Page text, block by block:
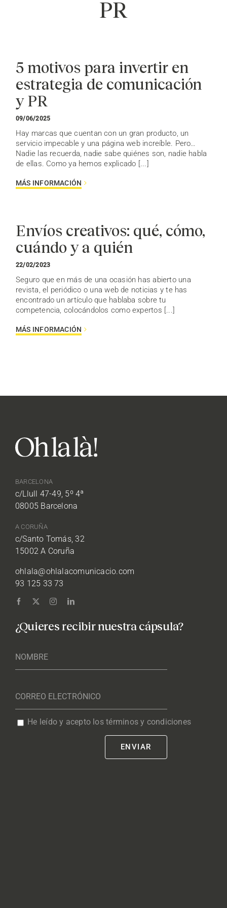
PR
5 motivos para invertir en
estrategia de comunicación
y PR
09/06/2025
Hay marcas que cuentan con un gran producto, un
servicio impecable y una página web increíble. Pero…
Nadie las recuerda, nadie sabe quiénes son, nadie habla
de ellas. Como ya hemos explicado [...]
MÁS INFORMACIÓN
Envíos creativos: qué, cómo,
cuándo y a quién
22/02/2023
Seguro que en más de una ocasión has abierto una
revista, el periódico o una web de noticias y te has
encontrado un artículo que hablaba sobre tu
competencia, colocándolos como expertos [...]
MÁS INFORMACIÓN
BARCELONA
c/Llull 47-49, 5º 4ª
08005 Barcelona
A CORUÑA
c/Santo Tomás, 32
15002 A Coruña
ohlala@ohlalacomunicacio.com
93 125 33 73
¿Quieres recibir nuestra cápsula?
He leído y acepto los términos y condiciones